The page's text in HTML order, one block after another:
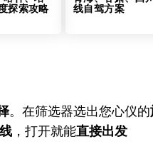
探索攻略
线自驾方案
。在筛选器选出您心仪的
线 ，打开就能直接出发